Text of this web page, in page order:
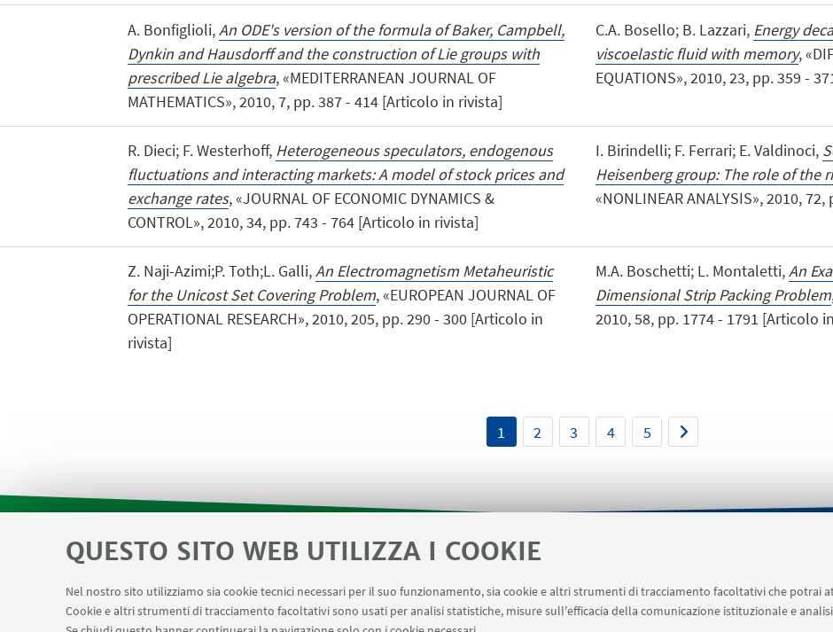
QUESTO SITO WEB UTILIZZA I COOKIE
Nel nostro sito utilizziamo sia cookie tecnici necessari per il suo funzionamento, sia cookie e altri strumenti di tracciamento facoltativi che potrai
Cookie e altri strumenti di tracciamento facoltativi sono usati per analisi statistiche, misure sull'efficacia della comunicazione istituzionale e
A. Bonfiglioli,An ODE's version of the formula of Baker, Campbell,
Dynkin and Hausdorff and the construction of Lie groups with
prescribed Lie algebra, «MEDITERRANEAN JOURNAL OF
MATHEMATICS», 2010, 7, pp. 387 - 414 [Articolo in rivista]
C.A. Bosello; B. Lazzari, Energy
viscoelastic fluid with memory,
EQUATIONS», 2010, 23, pp. 359 -
R. Dieci; F. Westerhoff, Heterogeneous speculators, endogenous
fluctuations and interacting markets: A model of stock prices and
exchange rates, «JOURNAL OF ECONOMIC DYNAMICS &
CONTROL», 2010, 34, pp. 743 - 764 [Articolo in rivista]
I. Birindelli; F. Ferrari; E. Valdinoci,
Heisenberg group: The role of the
«NONLINEAR ANALYSIS», 2010,
Z. Naji-Azimi;P. Toth;L. Galli,An Electromagnetism Metaheuristic
for the Unicost Set Covering Problem, «EUROPEAN JOURNAL OF
OPERATIONAL RESEARCH», 2010, 205, pp. 290 - 300 [Articolo in
rivista]
M.A. Boschetti; L. Montaletti,An
Dimensional Strip Packing Problem
2010, 58, pp. 1774 - 1791 [Articolo
1 2 3 4 5
LINK UTILI SEMINARI del Dipartimento MAT info - Informazioni per gli afferenti al Dipartimento di Matematica
Carta dei servizi